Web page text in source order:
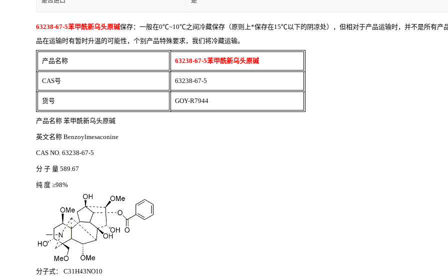
63238-67-5苯甲酰新乌头原碱保存：一般在0℃~10℃之间冷藏保存（原则上*保存在15℃以下的阴凉处），但相对于产品运输时，并不是所有产
品在运输时有暂时升温的可能性，个别产品特殊要求，我们将冷藏运输。
产品名称 63238-67-5苯甲酰新乌头原碱
CAS号 63238-67-5
货号 GOY-R7944
产品名称 苯甲酰新乌头原碱
英文名称 Benzoylmesaconine
CAS NO. 63238-67-5
分 子 量 589.67
纯 度 ≥98%
分子式： C31H43NO10